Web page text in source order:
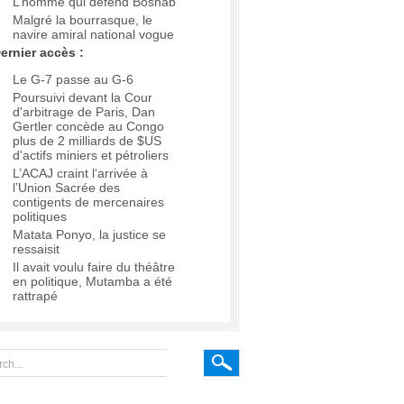
Malgré la bourrasque, le
navire amiral national vogue
accès :
Le G-7 passe au G-6
Poursuivi devant la Cour
d'arbitrage de Paris, Dan
Gertler concède au Congo
plus de 2 milliards de $US
d'actifs miniers et pétroliers
L’ACAJ craint l‘arrivée à
l’Union Sacrée des
contigents de mercenaires
politiques
Matata Ponyo, la justice se
ressaisit
Il avait voulu faire du théâtre
en politique, Mutamba a été
rattrapé